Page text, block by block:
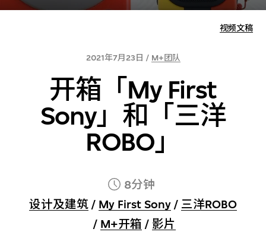
视频文稿
2021年7月23日 / M+团队
开箱「My First
Sony」和「三洋
ROBO」
8分钟
设计及建筑 / My First Sony / 三洋ROBO
/ M+开箱 / 影片